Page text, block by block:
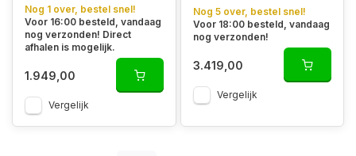
Nog 1 over, bestel snel!
Voor 16:00 besteld, vandaag
nog verzonden! Direct
afhalen is mogelijk.
1.949,00
Vergelijk
Nog 5 over, bestel snel!
Voor 18:00 besteld, vandaag
nog verzonden!
3.419,00
Vergelijk